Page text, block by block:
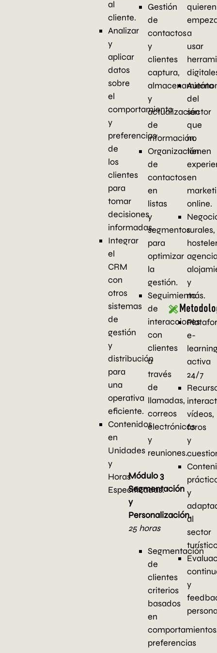
al
cliente.
Analizar
y
aplicar
datos
sobre
el
comportamiento
y
preferencias
de
los
clientes
para
tomar
decisiones
informadas.
Integrar
el
CRM
con
otros
sistemas
de
gestión
y
distribución
para
una
operativa
eficiente.
Contenidos
en
Unidades
y
Horas
Especificadas.
Gestión
de
contactos
y
clientes
captura,
almacenamiento
y
actualización
de
información.
Organización
de
contactos
en
listas
y
segmentos
para
optimizar
la
gestión.
Seguimiento
de
interacciones
con
clientes
a
través
de
llamadas,
correos
electrónicos
y
reuniones.
Módulo 3
Segmentación
y
Personalización.
25 horas
Segmentación
de
clientes
criterios
basados
en
preferencias
quieren
a
usar
del
sector
que
no
tienen
en
online.
rurales,
y
más.
e-
activa
24/7
vídeos,
foros
y
y
al
sector
y